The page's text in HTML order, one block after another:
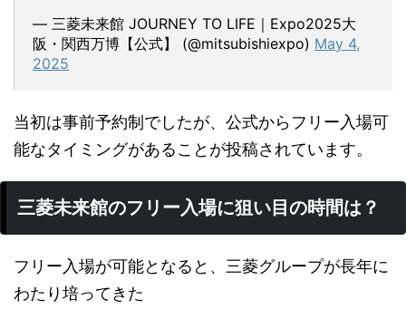
— 三菱未来館 JOURNEY TO LIFE｜Expo2025大
阪・関西万博【公式】 (@mitsubishiexpo) May 4,
2025
当初は事前予約制でしたが、公式からフリー入場可
能なタイミングがあることが投稿されています。
三菱未来館のフリー入場に狙い目の時間は？
フリー入場が可能となると、三菱グループが長年に
わたり培ってきた